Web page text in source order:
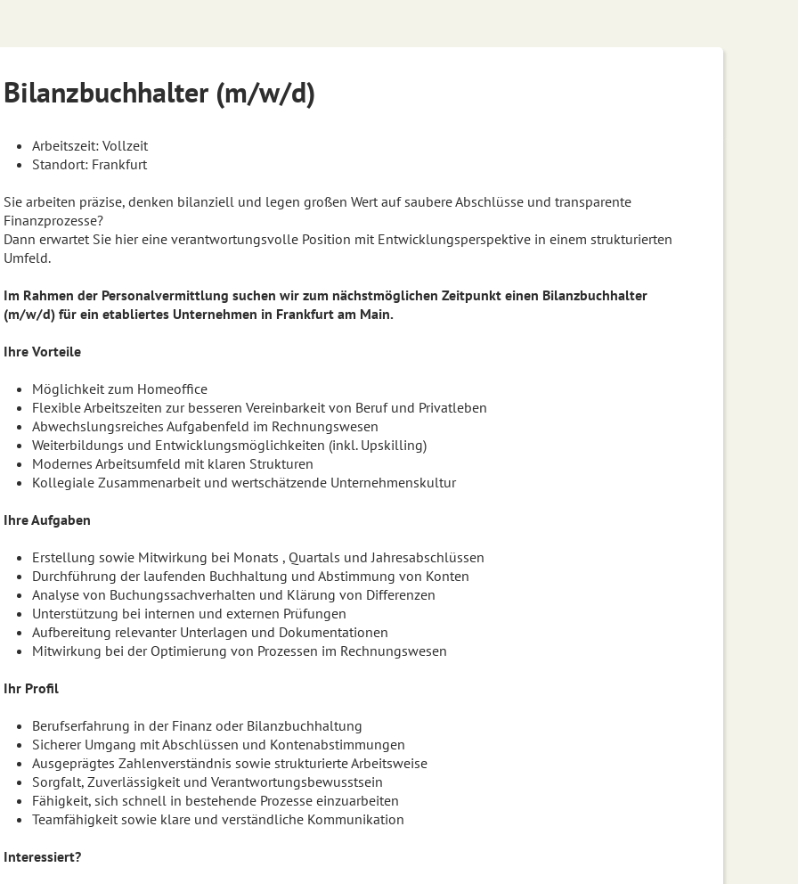
Bilanzbuchhalter (m/w/d)
Arbeitszeit: Vollzeit
Standort: Frankfurt
Sie arbeiten präzise, denken bilanziell und legen großen Wert auf saubere Abschlüsse und transparente
Finanzprozesse?
Dann erwartet Sie hier eine verantwortungsvolle Position mit Entwicklungsperspektive in einem strukturierten
Umfeld.
Im Rahmen der Personalvermittlung suchen wir zum nächstmöglichen Zeitpunkt einen Bilanzbuchhalter
(m/w/d) für ein etabliertes Unternehmen in Frankfurt am Main.
Ihre Vorteile
Möglichkeit zum Homeoffice
Flexible Arbeitszeiten zur besseren Vereinbarkeit von Beruf und Privatleben
Abwechslungsreiches Aufgabenfeld im Rechnungswesen
Weiterbildungs und Entwicklungsmöglichkeiten (inkl. Upskilling)
Modernes Arbeitsumfeld mit klaren Strukturen
Kollegiale Zusammenarbeit und wertschätzende Unternehmenskultur
Ihre Aufgaben
Erstellung sowie Mitwirkung bei Monats , Quartals und Jahresabschlüssen
Durchführung der laufenden Buchhaltung und Abstimmung von Konten
Analyse von Buchungssachverhalten und Klärung von Differenzen
Unterstützung bei internen und externen Prüfungen
Aufbereitung relevanter Unterlagen und Dokumentationen
Mitwirkung bei der Optimierung von Prozessen im Rechnungswesen
Ihr Profil
Berufserfahrung in der Finanz oder Bilanzbuchhaltung
Sicherer Umgang mit Abschlüssen und Kontenabstimmungen
Ausgeprägtes Zahlenverständnis sowie strukturierte Arbeitsweise
Sorgfalt, Zuverlässigkeit und Verantwortungsbewusstsein
Fähigkeit, sich schnell in bestehende Prozesse einzuarbeiten
Teamfähigkeit sowie klare und verständliche Kommunikation
Interessiert?